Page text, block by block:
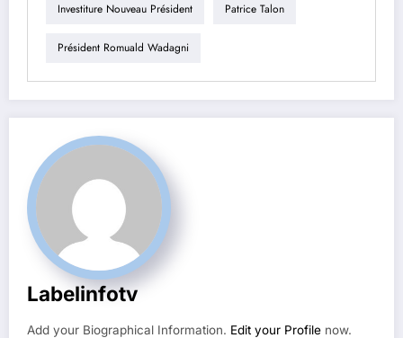
Investiture Nouveau Président Patrice Talon
Président Romuald Wadagni
Labelinfotv
Add your Biographical Information. Edit your Profile now.